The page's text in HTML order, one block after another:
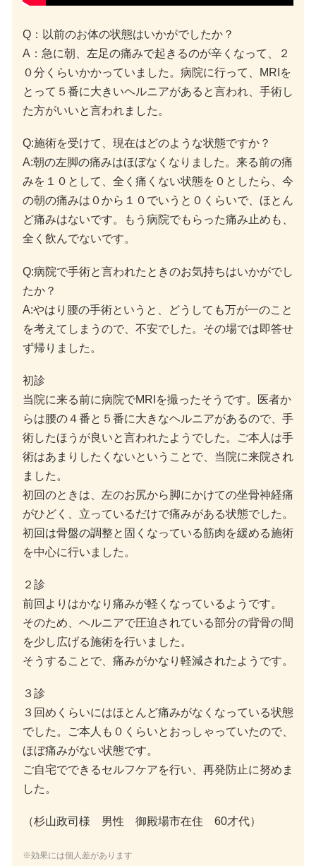
Q：以前のお体の状態はいかがでしたか？
A：急に朝、左足の痛みで起きるのが辛くなって、２
０分くらいかかっていました。病院に行って、MRIを
とって５番に大きいヘルニアがあると言われ、手術し
た方がいいと言われました。
Q:施術を受けて、現在はどのような状態ですか？
A:朝の左脚の痛みはほぼなくなりました。来る前の痛
みを１０として、全く痛くない状態を０としたら、今
の朝の痛みは０から１０でいうと０くらいで、ほとん
ど痛みはないです。もう病院でもらった痛み止めも、
全く飲んでないです。
Q:病院で手術と言われたときのお気持ちはいかがでし
たか？
A:やはり腰の手術というと、どうしても万が一のこと
を考えてしまうので、不安でした。その場では即答せ
ず帰りました。
初診
当院に来る前に病院でMRIを撮ったそうです。医者か
らは腰の４番と５番に大きなヘルニアがあるので、手
術したほうが良いと言われたようでした。ご本人は手
術はあまりしたくないということで、当院に来院され
ました。
初回のときは、左のお尻から脚にかけての坐骨神経痛
がひどく、立っているだけで痛みがある状態でした。
初回は骨盤の調整と固くなっている筋肉を緩める施術
を中心に行いました。
２診
前回よりはかなり痛みが軽くなっているようです。
そのため、ヘルニアで圧迫されている部分の背骨の間
を少し広げる施術を行いました。
そうすることで、痛みがかなり軽減されたようです。
３診
３回めくらいにはほとんど痛みがなくなっている状態
でした。ご本人も０くらいとおっしゃっていたので、
ほぼ痛みがない状態です。
ご自宅でできるセルフケアを行い、再発防止に努めま
した。
（杉山政司様 男性 御殿場市在住 60才代）
※効果には個人差があります